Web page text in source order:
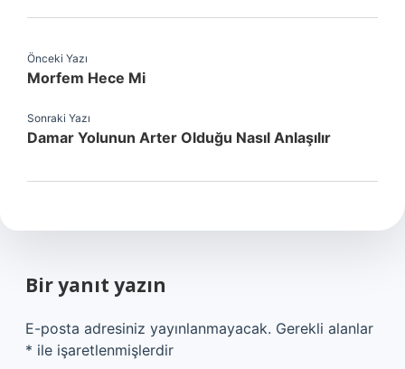
Önceki Yazı
Morfem Hece Mi
Sonraki Yazı
Damar Yolunun Arter Olduğu Nasıl Anlaşılır
Bir yanıt yazın
E-posta adresiniz yayınlanmayacak. Gerekli alanlar
* ile işaretlenmişlerdir